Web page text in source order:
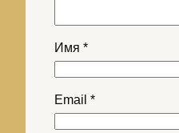
Имя *
Email *